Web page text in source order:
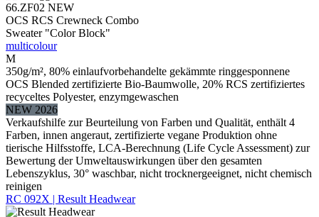
66.ZF02 NEW
OCS RCS Crewneck Combo
Sweater "Color Block"
multicolour
M
350g/m², 80% einlaufvorbehandelte gekämmte ringgesponnene
OCS Blended zertifizierte Bio-Baumwolle, 20% RCS zertifiziertes
recyceltes Polyester, enzymgewaschen
NEW 2026
Verkaufshilfe zur Beurteilung von Farben und Qualität, enthält 4
Farben, innen angeraut, zertifizierte vegane Produktion ohne
tierische Hilfsstoffe, LCA-Berechnung (Life Cycle Assessment) zur
Bewertung der Umweltauswirkungen über den gesamten
Lebenszyklus, 30° waschbar, nicht trocknergeeignet, nicht chemisch
reinigen
RC 092X | Result Headwear